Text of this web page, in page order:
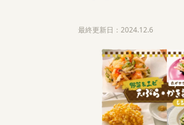
最終更新日： 2024.12.6